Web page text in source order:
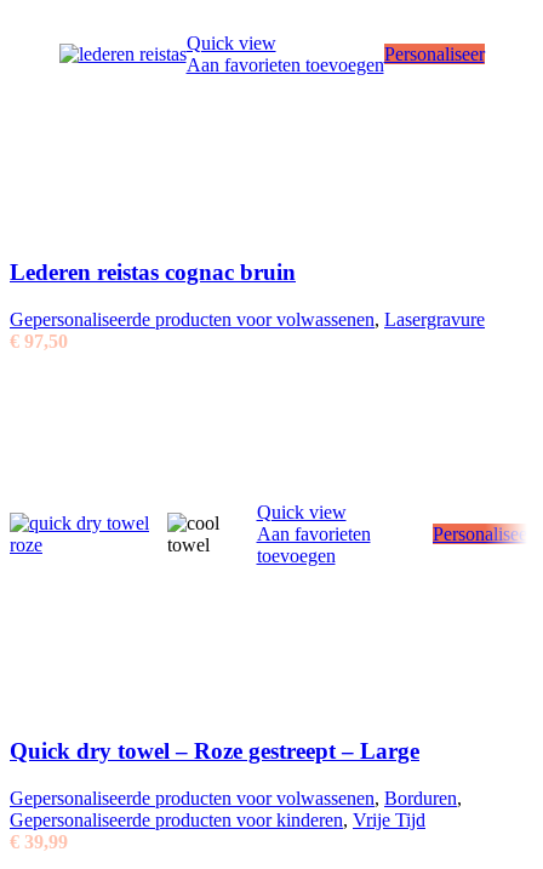
Quick view
Aan favorieten toevoegen
Personaliseer
Lederen reistas cognac bruin
Gepersonaliseerde producten voor volwassenen, Lasergravure
€ 97,50
Quick view
Aan favorieten
toevoegen
Personaliseer
Quick dry towel – Roze gestreept – Large
Gepersonaliseerde producten voor volwassenen, Borduren,
Gepersonaliseerde producten voor kinderen, Vrije Tijd
€ 39,99